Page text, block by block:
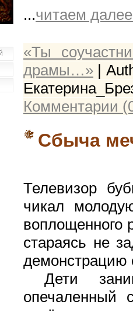
...читаем
«Ты
драмы…» |
Комментарии
Сбыча
Телевизор
чикал
воплощенного
стараясь не
демонстрацию
Дети
опечаленный